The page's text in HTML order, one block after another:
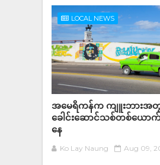
LOCAL NEWS
အမေရိကန်က ကျူးဘားအ
ခေါင်းဆောင်သစ်တစ်ယော
နေ
Ko Lay Naung Aug 09,